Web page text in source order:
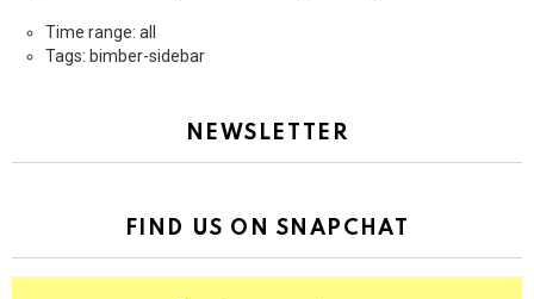
Time range: all
Tags: bimber-sidebar
NEWSLETTER
FIND US ON SNAPCHAT